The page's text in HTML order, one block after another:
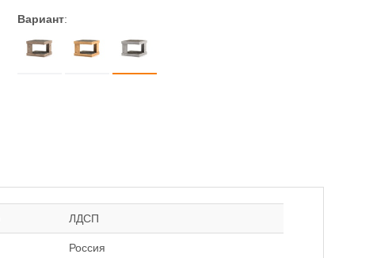
Вариант:
ЛДСП
Россия